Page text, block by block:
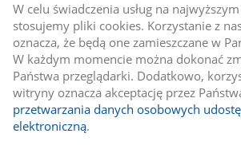
W celu świadczenia usług na
stosujemy pliki cookies. Korzystanie z
oznacza, że będą one zamieszczane w
W każdym momencie można dokonać
Państwa przeglądarki. Dodatkowo,
witryny oznacza akceptację przez
przetwarzania danych osobowych
elektroniczną.